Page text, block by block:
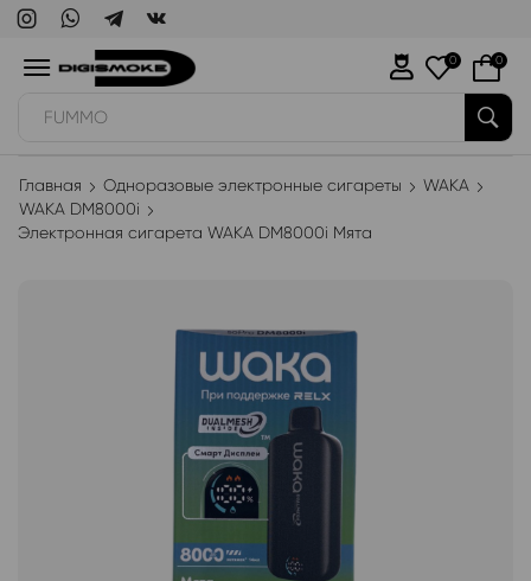
WAKA
0 0
Главная Одноразовые электронные сигареты
WAKA
WAKA DM8000i
Электронная сигарета WAKA DM8000i Мята